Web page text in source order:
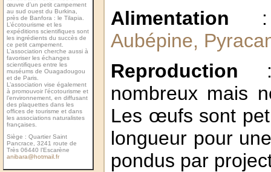
œuvre d’un petit campement
au sud ouest du Burkina,
près de Banfora : le Tilapia.
L’écotourisme et les
expéditions scientiﬁques sont
les ingrédients du succès de
ce petit campement.
L’association cherche aussi à
favoriser les échanges
scientiﬁques entre les
muséums de Ouagadougou
et de Paris.
L’association vise également
à promouvoir l’écotourisme et
l’environnement, en diffusant
des plaquettes dans les
ofﬁces de tourisme et dans
les associations naturalistes
françaises.
Siège : Quartier Saint
Pancrace, 3241 route de
Très 06440 l’Escarène
anibara@hotmail.fr
Alimentation
:
Aubépine,
Reproduction :
nombreux mais
Les œufs sont
longueur pour
pondus par